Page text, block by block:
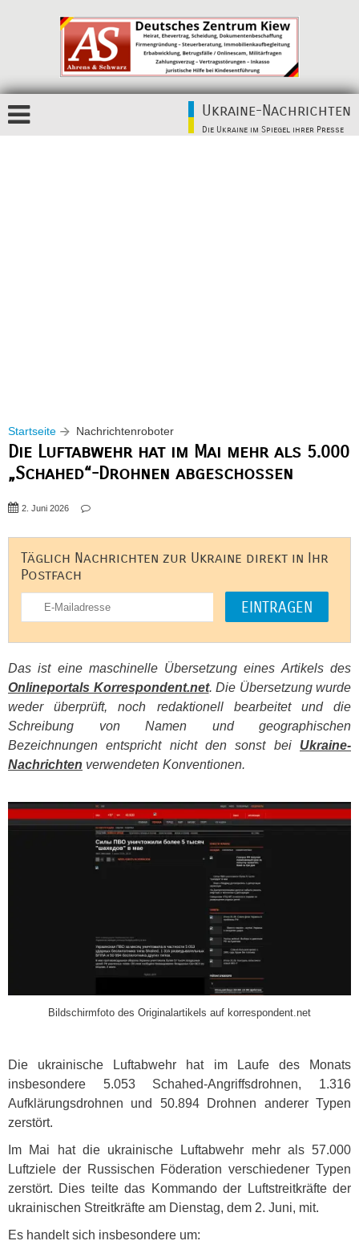
Ukraine-Nachrichten
Die Ukraine im Spiegel ihrer Presse
Startseite Nachrichtenroboter
Die Luftabwehr hat im Mai mehr als 5.000
„Schahed“-Drohnen abgeschossen
2. Juni 2026
Täglich Nachrichten zur Ukraine direkt in Ihr
Postfach
Das ist eine maschinelle Übersetzung eines Artikels des
Onlineportals Korrespondent.net. Die Übersetzung wurde
weder überprüft, noch redaktionell bearbeitet und die
Schreibung von Namen und geographischen
Bezeichnungen entspricht nicht den sonst bei Ukraine-
Nachrichten verwendeten Konventionen.
Bildschirmfoto des Originalartikels auf korrespondent.net
Die ukrainische Luftabwehr hat im Laufe des Monats
insbesondere 5.053 Schahed-Angriffsdrohnen, 1.316
Aufklärungsdrohnen und 50.894 Drohnen anderer Typen
zerstört.
Im Mai hat die ukrainische Luftabwehr mehr als 57.000
Luftziele der Russischen Föderation verschiedener Typen
zerstört. Dies teilte das Kommando der Luftstreitkräfte der
ukrainischen Streitkräfte am Dienstag, dem 2. Juni, mit.
Es handelt sich insbesondere um: